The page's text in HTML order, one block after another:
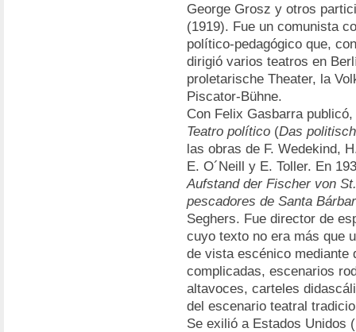
George Grosz y otros
(1919). Fue un comunista
político-pedagógico que,
dirigió varios teatros en
proletarische Theater, la
Piscator-Bühne.
Con Felix Gasbarra
Teatro político (Das
las obras de F. Wedekind,
E. O´Neill y E. Toller. En
Aufstand der Fischer von
pescadores de Santa
Seghers. Fue director de
cuyo texto no era más que
de vista escénico mediante
complicadas, escenarios
altavoces, carteles
del escenario teatral
Se exilió a Estados Unidos